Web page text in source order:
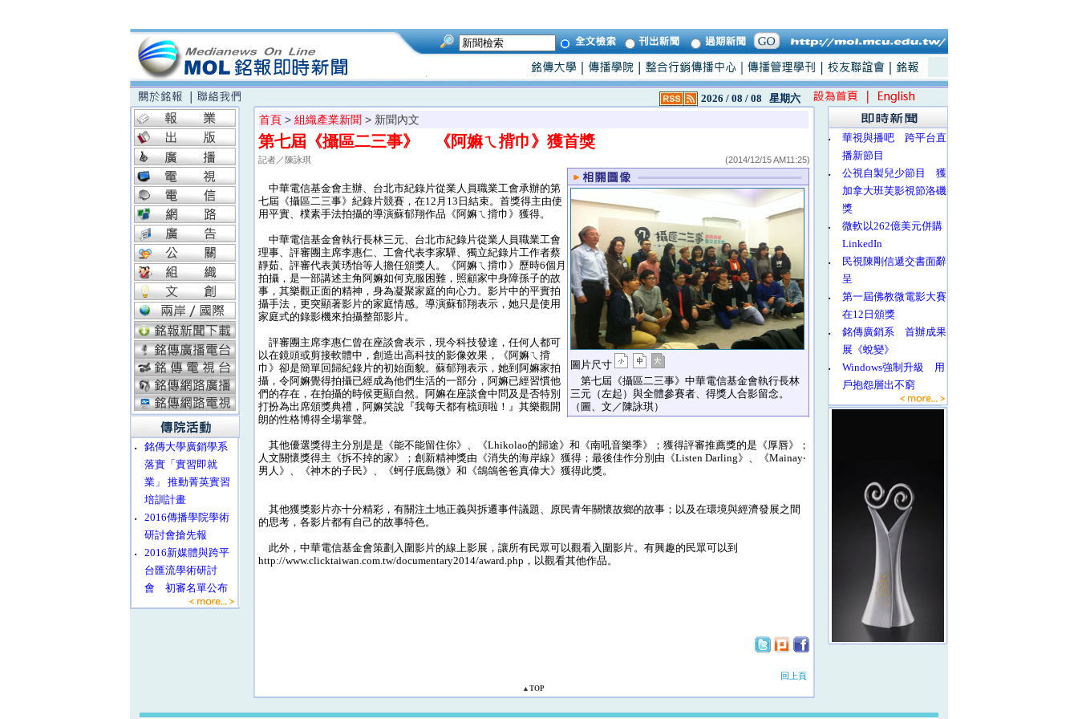
2026 / 08 / 08 星期六
‧
銘傳大學廣銷學系
落實「實習即就
業」 推動菁英實習
培訓計畫
‧
2016傳播學院學術
研討會搶先報
‧
2016新媒體與跨平
台匯流學術研討
會 初審名單公布
首頁 > 組織產業新聞 > 新聞內文
第七屆《攝區二三事》 《阿嫲ㄟ揹巾》獲首獎
記者／陳詠琪 (2014/12/15 AM11:25)
圖片尺寸
第七屆《攝區二三事》中華電信基金會執行長林
三元（左起）與全體參賽者、得獎人合影留念。
（圖、文／陳詠琪）
中華電信基金會主辦、台北市紀錄片從業人員職業工會承辦的第
七屆《攝區二三事》紀錄片競賽，在12月13日結束。首獎得主由使
用平實、樸素手法拍攝的導演蘇郁翔作品《阿嫲ㄟ揹巾》獲得。
中華電信基金會執行長林三元、台北市紀錄片從業人員職業工會
理事、評審團主席李惠仁、工會代表李家驊、獨立紀錄片工作者蔡
靜茹、評審代表黃琇怡等人擔任頒獎人。《阿嫲ㄟ揹巾》歷時6個月
拍攝，是一部講述主角阿嫲如何克服困難，照顧家中身障孫子的故
事，其樂觀正面的精神，身為凝聚家庭的向心力。影片中的平實拍
攝手法，更突顯著影片的家庭情感。導演蘇郁翔表示，她只是使用
家庭式的錄影機來拍攝整部影片。
評審團主席李惠仁曾在座談會表示，現今科技發達，任何人都可
以在鏡頭或剪接軟體中，創造出高科技的影像效果，《阿嫲ㄟ揹
巾》卻是簡單回歸紀錄片的初始面貌。蘇郁翔表示，她到阿嫲家拍
攝，令阿嫲覺得拍攝已經成為他們生活的一部分，阿嫲已經習慣他
們的存在，在拍攝的時候更顯自然。阿嫲在座談會中問及是否特別
打扮為出席頒獎典禮，阿嫲笑說『我每天都有梳頭啦！』其樂觀開
朗的性格博得全場掌聲。
其他優選獎得主分別是是《能不能留住你》、《Lhikolao的歸途》和《南吼音樂季》；獲得評審推薦獎的是《厚唇》；
人文關懷獎得主《拆不掉的家》；創新精神獎由《消失的海岸線》獲得；最後佳作分別由《Listen Darling》、《Mainay‧
男人》、《神木的子民》、《蚵仔底島微》和《鴿鴿爸爸真偉大》獲得此獎。
其他獲獎影片亦十分精彩，有關注土地正義與拆遷事件議題、原民青年關懷故鄉的故事；以及在環境與經濟發展之間
的思考，各影片都有自己的故事特色。
此外，中華電信基金會策劃入圍影片的線上影展，讓所有民眾可以觀看入圍影片。有興趣的民眾可以到
http://www.clicktaiwan.com.tw/documentary2014/award.php，以觀看其他作品。
回上頁
▲TOP
‧
華視與播吧 跨平台直
播新節目
‧
公視自製兒少節目 獲
加拿大班芙影視節洛磯
獎
‧
微軟以262億美元併購
LinkedIn
‧
民視陳剛信遞交書面辭
呈
‧
第一屆佛教微電影大賽
在12日頒獎
‧
銘傳廣銷系 首辦成果
展《蛻變》
‧
Windows強制升級 用
戶抱怨層出不窮